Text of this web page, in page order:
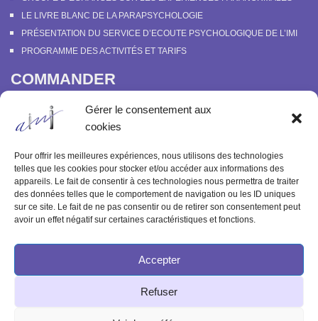
Gérer le consentement aux
cookies
Pour offrir les meilleures expériences, nous utilisons des technologies
telles que les cookies pour stocker et/ou accéder aux informations des
appareils. Le fait de consentir à ces technologies nous permettra de traiter
des données telles que le comportement de navigation ou les ID uniques
sur ce site. Le fait de ne pas consentir ou de retirer son consentement peut
avoir un effet négatif sur certaines caractéristiques et fonctions.
Accepter
Refuser
LE LIVRE BLANC DE LA PARAPSYCHOLOGIE
PRÉSENTATION DU SERVICE D’ECOUTE PSYCHOLOGIQUE DE L’IMI
PROGRAMME DES ACTIVITÉS ET TARIFS
COMMANDER
SOUTENIR L’INSTITUT MÉTAPSYCHIQUE
COMMANDER OU FEUILLETER “LE BULLETIN MÉTAPSYCHIQUE” ET
“MÉTAPSYCHIQUE”
ARCHIVES
ACTIVITÉS PASSÉES
© 2003-2025 INSTITUT MÉTAPSYCHIQUE
INTERNATIONAL
51 rue de l'Aqueduc 75010 Paris - Tél : 09 83 68 23 85